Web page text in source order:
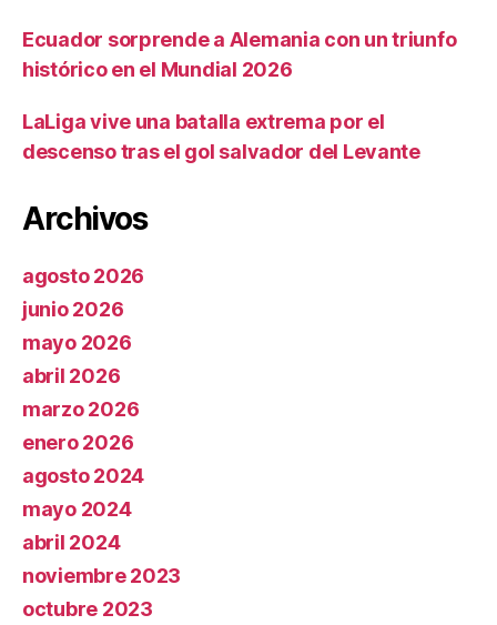
Ecuador sorprende a Alemania con un triunfo
histórico en el Mundial 2026
LaLiga vive una batalla extrema por el
descenso tras el gol salvador del Levante
Archivos
agosto 2026
junio 2026
mayo 2026
abril 2026
marzo 2026
enero 2026
agosto 2024
mayo 2024
abril 2024
noviembre 2023
octubre 2023